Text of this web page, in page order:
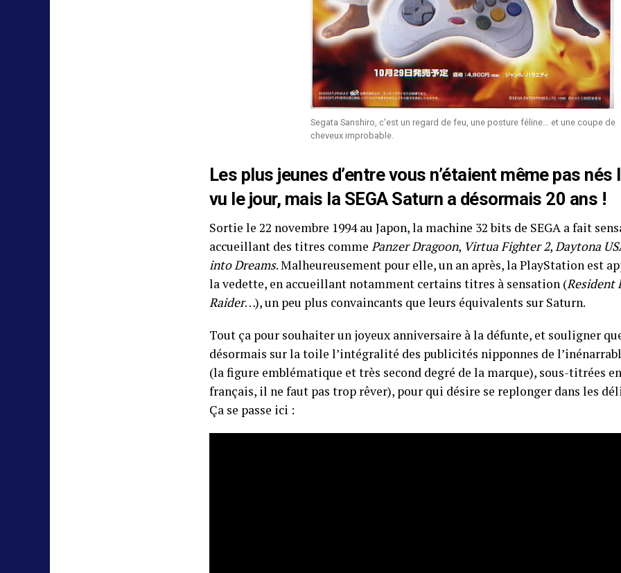
Segata Sanshiro, c’est un regard de feu, une posture féline… et une coupe de
cheveux improbable.
Les plus jeunes d’entre vous n’étaient même pas nés
vu le jour, mais la SEGA Saturn a désormais 20 ans !
Sortie le 22 novembre 1994 au Japon, la machine 32 bits de SEGA a fait
accueillant des titres comme Panzer Dragoon, Virtua Fighter 2, Daytona
into Dreams. Malheureusement pour elle, un an après, la PlayStation est
la vedette, en accueillant notamment certains titres à sensation (Resident
Raider…), un peu plus convaincants que leurs équivalents sur Saturn.
Tout ça pour souhaiter un joyeux anniversaire à la défunte, et souligner
désormais sur la toile l’intégralité des publicités nipponnes de
(la figure emblématique et très second degré de la marque), sous-titrées
français, il ne faut pas trop rêver), pour qui désire se replonger dans les
Ça se passe ici :